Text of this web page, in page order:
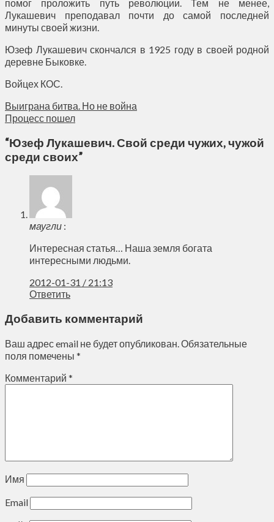
помог проложить путь революции. Тем не менее,
Лукашевич преподавал почти до самой последней
минуты своей жизни.
Юзеф Лукашевич скончался в 1925 году в своей родной
деревне Быковке.
Войцех КОС.
Выиграна битва. Но не война
Процесс пошел
“Юзеф Лукашевич. Свой среди чужих, чужой
среди своих”
маугли :
Интересная статья… Наша земля богата
интересными людьми.
2012-01-31 / 21:13
Ответить
Добавить комментарий
Ваш адрес email не будет опубликован. Обязательные
поля помечены *
Комментарий *
Имя
Email